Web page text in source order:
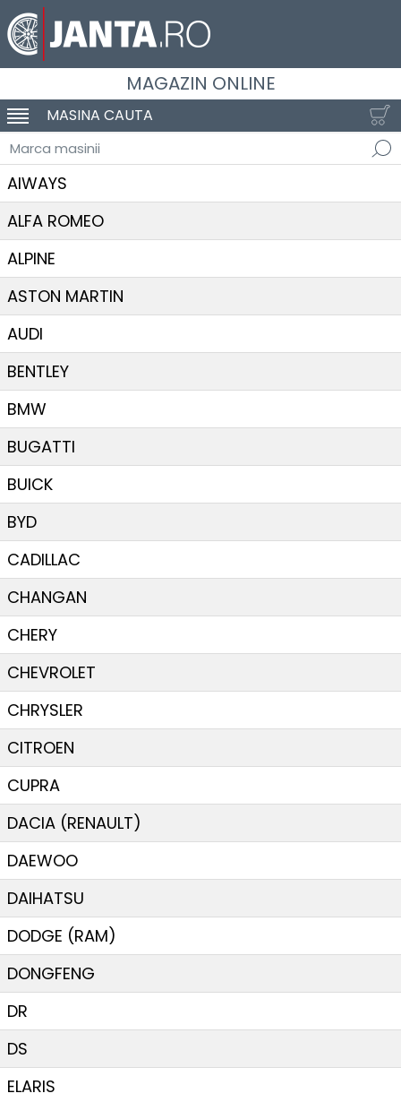
MAGAZIN ONLINE
SCHIMBA NAVIGAREA
MASINA CAUTA
Marca masinii
AIWAYS
ALFA ROMEO
ALPINE
ASTON MARTIN
AUDI
BENTLEY
BMW
BUGATTI
BUICK
BYD
CADILLAC
CHANGAN
CHERY
CHEVROLET
CHRYSLER
CITROEN
CUPRA
DACIA (RENAULT)
DAEWOO
DAIHATSU
DODGE (RAM)
DONGFENG
DR
DS
ELARIS